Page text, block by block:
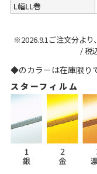
L幅LL巻
※2026.9.1ご注文分より、
/ 税
◆のカラーは在庫限り
スターフィルム